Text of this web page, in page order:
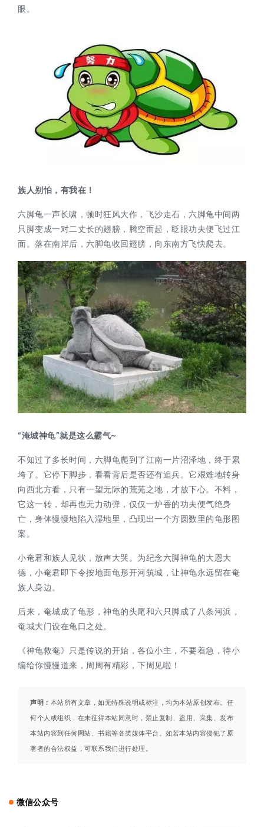
眼。
族人别怕，有我在！
六脚龟一声长啸，顿时狂风大作，飞沙走石，六脚龟中间两
只脚变成一对二丈长的翅膀，腾空而起，眨眼功夫便飞过江
面。落在南岸后，六脚龟收回翅膀，向东南方飞快爬去。
“淹城神龟”就是这么霸气~
不知过了多长时间，六脚龟爬到了江南一片沼泽地，终于累
垮了。它停下脚步，看看背后是否还有追兵。它艰难地转身
向西北方看，只有一望无际的荒芜之地，才放下心。不料，
它这一转，却再也无力动弹，仅仅一炉香的功夫便气绝身
亡，身体慢慢地陷入湿地里，凸现出一个方圆数里的龟形图
案。
小奄君和族人见状，放声大哭。为纪念六脚神龟的大恩大
德，小奄君即下令按地面龟形开河筑城，让神龟永远留在奄
族人身边。
后来，奄城成了龟形，神龟的头尾和六只脚成了八条河浜，
奄城大门设在龟口之处。
《神龟救奄》只是传说的开始，各位小主，不要着急，待小
编给你慢慢道来，周周有精彩，下周见啦！
声明： 本站所有文章，如无特殊说明或标注，均为本站原创发布。任
何个人或组织，在未征得本站同意时，禁止复制、盗用、采集、发布
本站内容到任何网站、书籍等各类媒体平台。如若本站内容侵犯了原
著者的合法权益，可联系我们进行处理。
微信公众号